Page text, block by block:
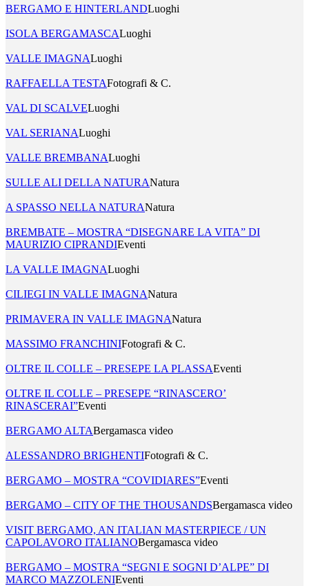
BERGAMO E HINTERLANDLuoghi
ISOLA BERGAMASCALuoghi
VALLE IMAGNALuoghi
RAFFAELLA TESTAFotografi & C.
VAL DI SCALVELuoghi
VAL SERIANALuoghi
VALLE BREMBANALuoghi
SULLE ALI DELLA NATURANatura
A SPASSO NELLA NATURANatura
BREMBATE – MOSTRA “DISEGNARE LA VITA” DI
MAURIZIO CIPRANDIEventi
LA VALLE IMAGNALuoghi
CILIEGI IN VALLE IMAGNANatura
PRIMAVERA IN VALLE IMAGNANatura
MASSIMO FRANCHINIFotografi & C.
OLTRE IL COLLE – PRESEPE LA PLASSAEventi
OLTRE IL COLLE – PRESEPE “RINASCERO’
RINASCERAI”Eventi
BERGAMO ALTABergamasca video
ALESSANDRO BRIGHENTIFotografi & C.
BERGAMO – MOSTRA “COVIDIARES”Eventi
BERGAMO – CITY OF THE THOUSANDSBergamasca video
VISIT BERGAMO, AN ITALIAN MASTERPIECE / UN
CAPOLAVORO ITALIANOBergamasca video
BERGAMO – MOSTRA “SEGNI E SOGNI D’ALPE” DI
MARCO MAZZOLENIEventi